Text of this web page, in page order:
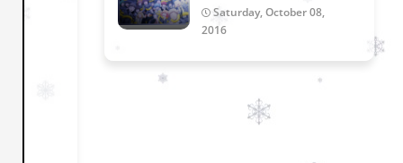
Saturday, October 08,
2016